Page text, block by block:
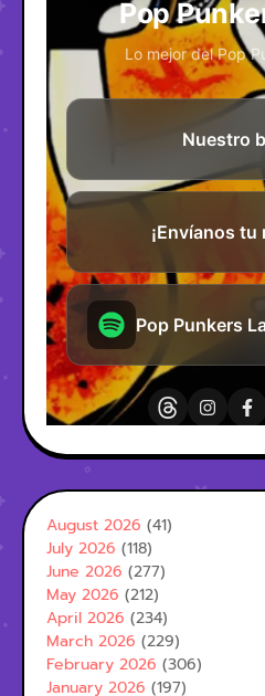
August 2026 (41)
July 2026 (118)
June 2026 (277)
May 2026 (212)
April 2026 (234)
March 2026 (229)
February 2026 (306)
January 2026 (197)